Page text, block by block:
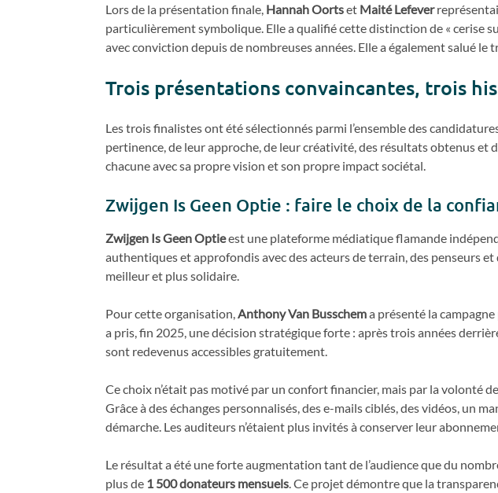
Lors de la présentation finale, Hannah Oortset Maité Lefever
particulièrement symbolique. Elle a qualifié cette distinction de « cerise
avec conviction depuis de nombreuses années. Elle a également salué
Trois présentations convaincantes, trois
Les trois finalistes ont été sélectionnés parmi l’ensemble des
pertinence, de leur approche, de leur créativité, des résultats obtenus et
chacune avec sa propre vision et son propre impact sociétal.
Zwijgen Is Geen Optie : faire le choix de la
Zwijgen Is Geen Optieest une plateforme médiatique flamande
authentiques et approfondis avec des acteurs de terrain, des penseurs
meilleur et plus solidaire.
Pour cette organisation, Anthony Van Busschema présenté la
a pris, fin 2025, une décision stratégique forte : après trois années
sont redevenus accessibles gratuitement.
Ce choix n’était pas motivé par un confort financier, mais par la volonté
Grâce à des échanges personnalisés, des e-mails ciblés, des vidéos, un
démarche. Les auditeurs n’étaient plus invités à conserver leur
Le résultat a été une forte augmentation tant de l’audience que du
plus de 1 500 donateurs mensuels . Ce projet démontre que la